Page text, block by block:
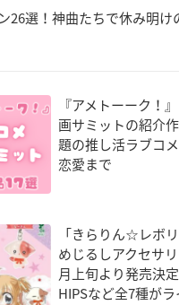
26選！神曲たちで休み明け
『アメトーーク！
画サミットの紹介
題の推し活ラブコ
恋愛まで
「きらりん☆レボ
めじるしアクセサ
月上旬より発売決
HIPSなど全7種が